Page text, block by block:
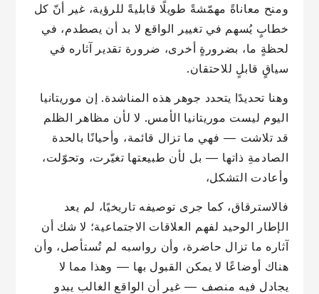
ومنح معاناةً مهمّشةً طويلًا قابليةً للرؤية، غير أنّ كل
خطابٍ يُسهم في تغيير الواقع لا بد أن يصطدم، في
لحظةٍ ما، بضرورةٍ أخرى، ضرورة تقدير آثاره في
سياقٍ قابلٍ للاحتقان.
وهنا تحديدًا يتحدد جوهر هذه المناشدة. إن موريتانيا
اليوم ليست موريتانيا الأمس. لا لأن مظاهر الظلم
قد تلاشت — فهي ما تزال قائمة، وأحيانًا بالحدة
الصادمةِ ذاتها — بل لأن طبيعتها تغيّرت، وتحوّلت،
وأعادت التشكل،
فالاسترقاق، كما جرى توصيفه تاريخيًا، لم يعد
الإطار الوحيد لفهم العلاقات الاجتماعية؛ لا شك أن
آثاره ما تزال حاضرة، وأن رواسبه لم تُستأصل، وأن
هناك أوضاعًا لا يمكن القبول بها — وهذا مما لا
يجادل فيه منصف — غير أن الواقع الغالب يبدو